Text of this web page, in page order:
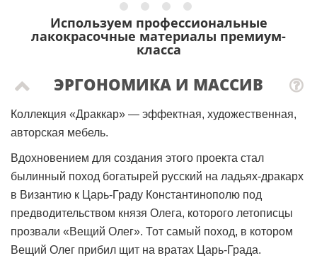
Используем профессиональные
лакокрасочные материалы премиум-
класса
ЭРГОНОМИКА И МАССИВ
Коллекция «Драккар» — эффектная, художественная,
авторская мебель.
Вдохновением для создания этого проекта стал
былинный поход богатырей русский на ладьях-дракарх
в Византию к Царь-Граду Константинополю под
предводительством князя Олега, которого летописцы
прозвали «Вещий Олег». Тот самый поход, в котором
Вещий Олег прибил щит на вратах Царь-Града.